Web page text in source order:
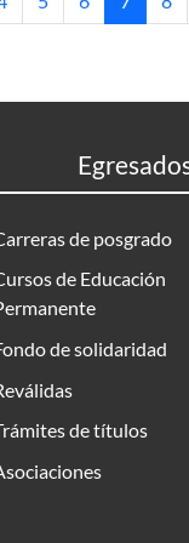
de posgrado
de Educación
de solidaridad
de títulos